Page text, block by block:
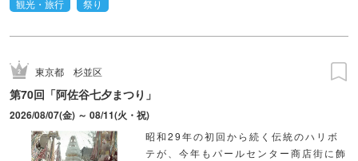
観光・旅行
祭り
東京都 杉並区
第70回「阿佐谷七夕まつり」
2026/08/07(金) ～ 08/11(火・祝)
昭和29年の初回から続く伝統のハリボ
テが、今年もパールセンター商店街に飾